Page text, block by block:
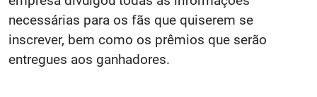
necessárias para os fãs que quiserem se
inscrever, bem como os prêmios que serão
entregues aos ganhadores.